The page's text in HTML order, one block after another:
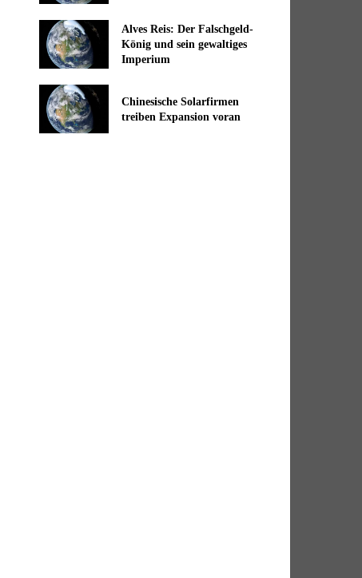
Alves Reis: Der Falschgeld-
König und sein gewaltiges
Imperium
Chinesische Solarfirmen
treiben Expansion voran